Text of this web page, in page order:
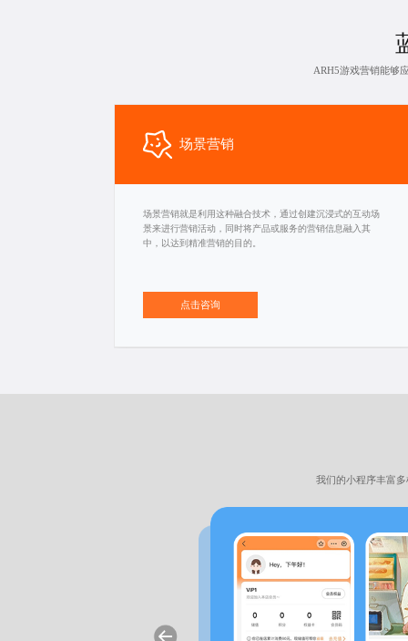
ARH5游戏营销能够
场景营销
场景营销就是利用这种融合技术，通过创建沉浸式的互动场
景来进行营销活动，同时将产品或服务的营销信息融入其
中，以达到精准营销的目的。
点击咨询
我们的小程序丰富
价格及优惠信息，然后直接在线购票